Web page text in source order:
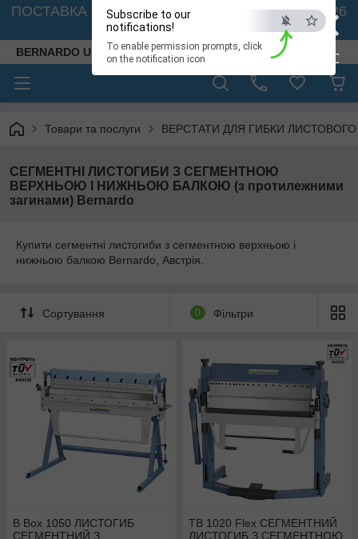
×
ESC
Subscribe to our
notifications!
To enable permission prompts, click
on the notification icon
ПОСТАВКА ВЕРСТАТІВ З АВСТРІЇ - 🚛 26.08. 2026
🚛
BERNARDO UKRAINE
Товари та послуги ВЕРСТАТИ ДЛЯ ГИБКИ ЛИСТОВОГО
СЕГМЕНТНІ ЛИСТОГИБИ З СЕГМЕНТНОЮ
ВЕРХНЬОЮ І НИЖНЬОЮ БАЛКОЮ (з протилежними
загинами) Bernardo
Купити сегментні листогиби з сегментною верхньою і
нижньою балкою Bernardo, Австрія.
Сортування 0 Фільтри
B Box 1050 ЛИСТОГИБ
СЕГМЕНТНИЙ З
TB 1020 Flex СЕГМЕНТНИЙ
ЛИСТОГИБ З СЕГМЕНТНОЮ